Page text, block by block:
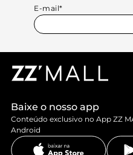
E-mail*
Baixe o nosso app
Conteúdo exclusivo no App ZZ
Android